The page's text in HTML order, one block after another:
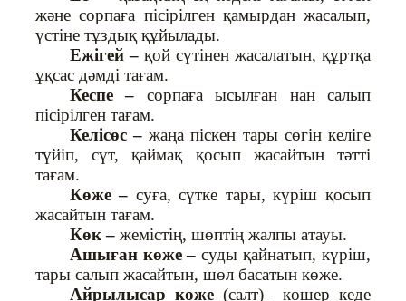
және сорпаға пісірілген қамырдан жасалып,
үстіне тұздық құйылады.
Ежігей – қой сүтінен жасалатын, құртқа
ұқсас дәмді тағам.
Кеспе – сорпаға ысылған нан салып
пісірілген тағам.
Келісөс –жаңа піскен тары сөгін келіге
түйіп, сүт, қаймақ қосып жасайтын тәтті
тағам.
Көже – суға, сүтке тары, күріш қосып
жасайтын тағам.
Көк – жемістің, шөптің жалпы атауы.
Ашыған көже –суды қайнатып, күріш,
тары салып жасайтын, шөл басатын көже.
Айрылысар көже(салт)– көшер кеде